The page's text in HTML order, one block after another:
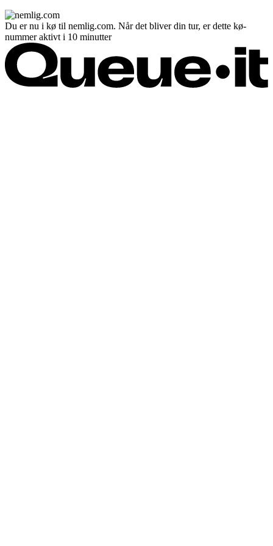
Du er nu i kø til nemlig.com. Når det bliver din tur, er dette kø-
nummer aktivt i 10 minutter